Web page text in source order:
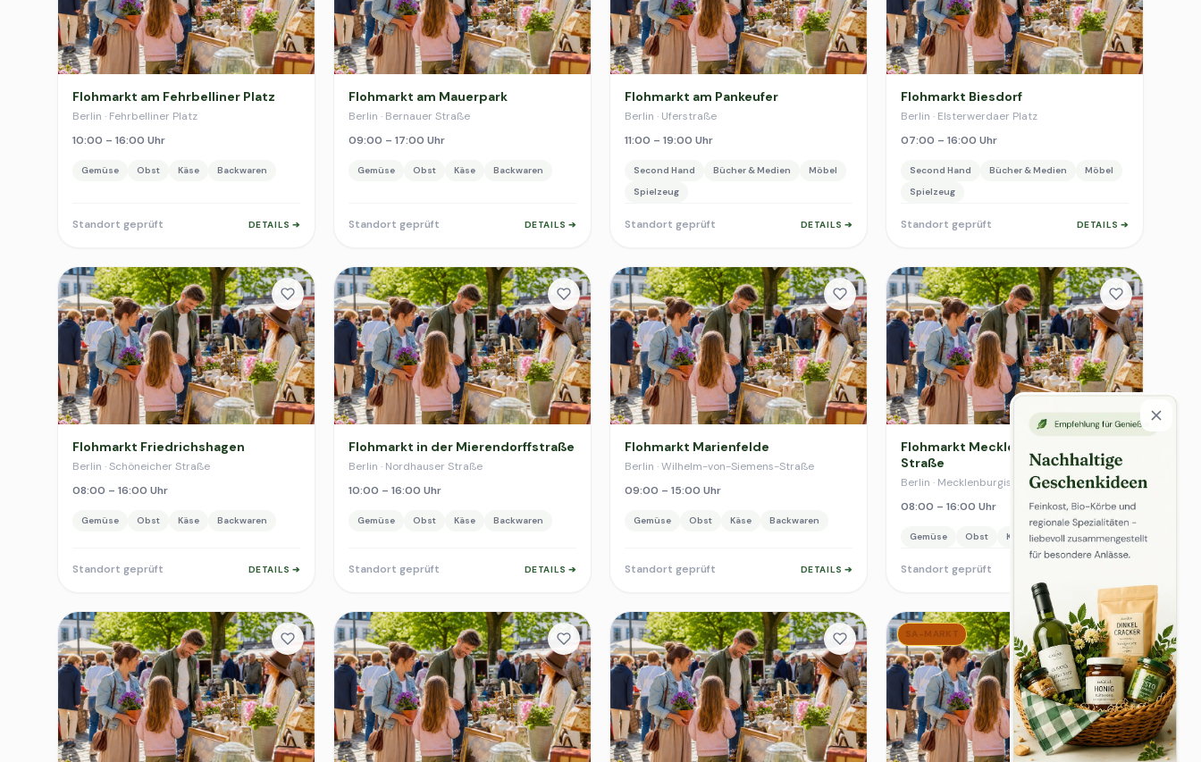
Flohmarkt am Fehrbelliner Platz
Berlin · Fehrbelliner Platz
10:00 – 16:00 Uhr
Gemüse Obst Käse Backwaren
Standort geprüft DETAILS ➔
Flohmarkt am Mauerpark
Berlin · Bernauer Straße
09:00 – 17:00 Uhr
Gemüse Obst Käse Backwaren
Standort geprüft DETAILS ➔
Flohmarkt am Pankeufer
Berlin · Uferstraße
11:00 – 19:00 Uhr
Second Hand Bücher & Medien
Möbel
Spielzeug
Standort geprüft DETAILS ➔
Flohmarkt Biesdorf
Berlin · Elsterwerdaer Platz
07:00 – 16:00 Uhr
Second Hand Bücher & Medien
Möbel
Spielzeug
Standort geprüft DETAILS ➔
Flohmarkt Friedrichshagen
Berlin · Schöneicher Straße
08:00 – 16:00 Uhr
Gemüse Obst Käse Backwaren
Standort geprüft DETAILS ➔
Flohmarkt in der Mierendorffstraße
Berlin · Nordhauser Straße
10:00 – 16:00 Uhr
Gemüse Obst Käse Backwaren
Standort geprüft DETAILS ➔
Flohmarkt Marienfelde
Berlin · Wilhelm-von-Siemens-Straße
09:00 – 15:00 Uhr
Gemüse Obst Käse Backwaren
Standort geprüft DETAILS ➔
Flohmarkt Mecklenburgische
Straße
Berlin · Mecklenburgische Straße
08:00 – 16:00 Uhr
Gemüse Obst Käse Backwaren
Standort geprüft
SA-MARKT